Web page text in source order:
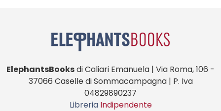
ElephantsBooksdi Caliari Emanuela | Via Roma, 106 -
37066 Caselle di Sommacampagna | P. Iva
04829890237
Libreria Indipendente